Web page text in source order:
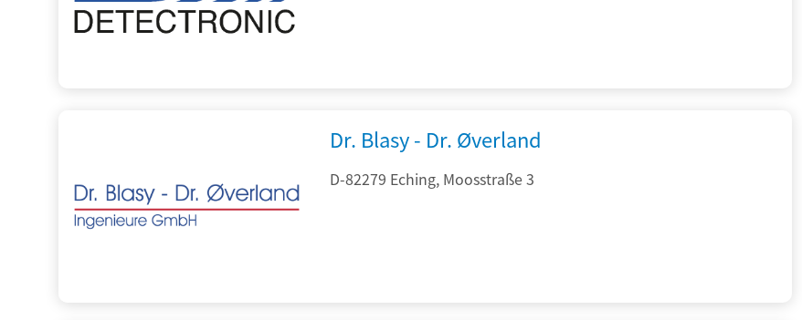
Dr. Blasy - Dr. Øverland
D-82279 Eching, Moosstraße 3